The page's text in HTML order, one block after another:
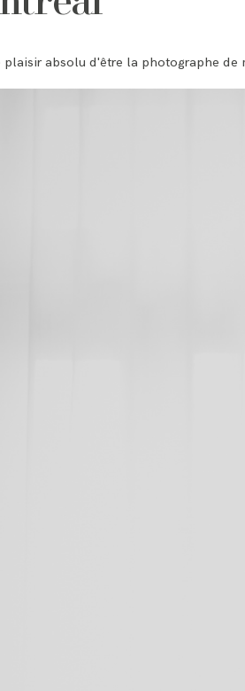
plaisir absolu d'être la photographe de